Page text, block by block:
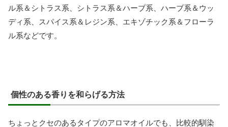
ル系＆シトラス系、シトラス系＆ハーブ系、ハーブ系＆ウッ
ディ系、スパイス系＆レジン系、エキゾチック系＆フローラ
ル系などです。
個性のある香りを和らげる方法
ちょっとクセのあるタイプのアロマオイルでも、比較的馴染